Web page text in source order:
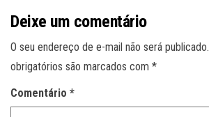
Deixe um comentário
O seu endereço de e-mail não será publicado.
obrigatórios são marcados com *
Comentário *